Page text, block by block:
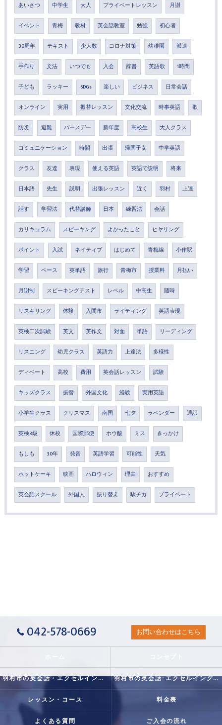
あいさつ 中学生 大人 プライベートレッスン 月謝
イベント 青梅 教材 英会話教室 勉強 初心者
30周年 テキスト 少人数 コロナ対策 幼稚園 派遣
手作り 文法 いつでも 入会 辞書 英語歌 1時間
子ども ラッキー SDGs 楽しい ビジネス 日常会話
オンライン 実用 振替レッスン 文化交流 時事英語 歌
防災 避難 バースデー 新年度 高校生 大人クラス
コミュニケーション 時間 出張 帰国子女 中学英語
クラス 友達 表現 使える英語 英語で説明 将来
日本語 先生 説明 出張レッスン 近く 羽村 上達
話す 学習法 代替講師 日本 練習法 会話
カリキュラム スピーキング よかったこと ヒヤリング
ポイント 入試 ネイティブ はじめて 青梅線 小作駅
学習 ペース 英単語 旅行 青梅市 授業料 月払い
月謝制 スピーキングテスト レベル 中高生 随時
リスキリング 体験 入間市 ライティング 英語表現
英検二次試験 英文 英作文 対面 単語 リーディング
リスニング 幼児クラス 英語力 上達法 多様性
ディベート 高校 費用 英会話レッスン 試験
キッズクラス 振替 外国文化 経験 実用英語
小学生クラス クリスマス 南国 七夕 ラベンダー 通訳
英検3級 休校 国際郵便 ホウ酸 ミス きっかけ
もしも 30年 発音 英語学習 可能性 天気
ホットケーキ 映画 ハロウィン 理由 おすすめ
英会話スクール 外国人 振り替え 駅チカ プライベート
042-578-0669 お問い合わせはこちら
羽村市の英会話・エクセルイングリッシュクラブの口コミ情報 羽村市の英会話･エクセルイングリッシュクラブの評判
レッスン・コース 料金表
よくある質問 ご入会の流れ